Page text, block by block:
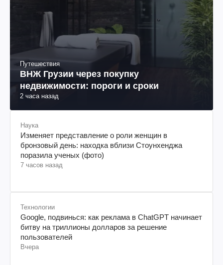
Путешествия
ВНЖ Грузии через покупку
недвижимости: пороги и сроки
2 часа назад
Наука
Изменяет представление о роли женщин в
бронзовый день: находка вблизи Стоунхенджа
поразила ученых (фото)
7 часов назад
Технологии
Google, подвинься: как реклама в ChatGPT начинает
битву на триллионы долларов за решение
пользователей
Вчера